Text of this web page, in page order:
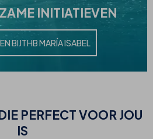
INITIATIEVEN
BIJTHB MARÍA ISABEL
PERFECT VOOR JOU
IS